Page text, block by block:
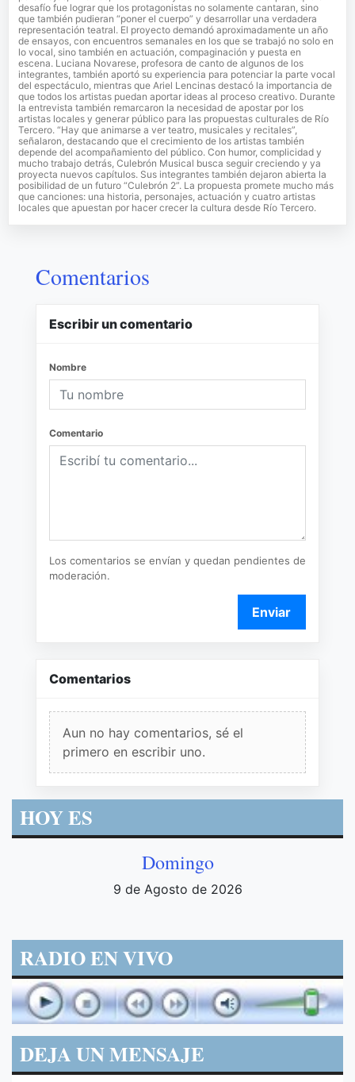
desafío fue lograr que los protagonistas no solamente cantaran, sino
que también pudieran “poner el cuerpo” y desarrollar una verdadera
representación teatral. El proyecto demandó aproximadamente un año
de ensayos, con encuentros semanales en los que se trabajó no solo en
lo vocal, sino también en actuación, compaginación y puesta en
escena. Luciana Novarese, profesora de canto de algunos de los
integrantes, también aportó su experiencia para potenciar la parte vocal
del espectáculo, mientras que Ariel Lencinas destacó la importancia de
que todos los artistas puedan aportar ideas al proceso creativo. Durante
la entrevista también remarcaron la necesidad de apostar por los
artistas locales y generar público para las propuestas culturales de Río
Tercero. “Hay que animarse a ver teatro, musicales y recitales”,
señalaron, destacando que el crecimiento de los artistas también
depende del acompañamiento del público. Con humor, complicidad y
mucho trabajo detrás, Culebrón Musical busca seguir creciendo y ya
proyecta nuevos capítulos. Sus integrantes también dejaron abierta la
posibilidad de un futuro “Culebrón 2”. La propuesta promete mucho más
que canciones: una historia, personajes, actuación y cuatro artistas
locales que apuestan por hacer crecer la cultura desde Río Tercero.
Comentarios
Escribir un comentario
Nombre
Comentario
Los comentarios se envían y quedan pendientes de
moderación.
Enviar
Comentarios
Aun no hay comentarios, sé el
primero en escribir uno.
HOY ES
Domingo
9 de Agosto de 2026
RADIO EN VIVO
DEJA UN MENSAJE